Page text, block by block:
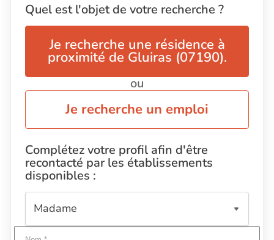
Quel est l'objet de votre recherche ?
Je recherche une résidence à
proximité de Gluiras (07190).
ou
Je recherche un emploi
Complétez votre profil afin d'être
recontacté par les établissements
disponibles :